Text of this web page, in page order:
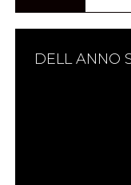
DELL ANNO